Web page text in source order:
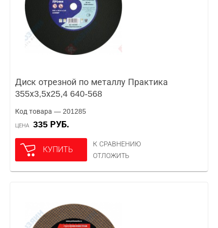
Диск отрезной по металлу Практика
355х3,5х25,4 640-568
Код товара — 201285
ЦЕНА 335 РУБ.
КУПИТЬ
К СРАВНЕНИЮ
ОТЛОЖИТЬ